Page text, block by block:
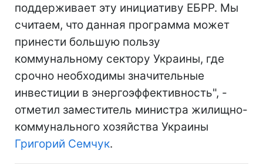
поддерживает эту инициативу ЕБРР. Мы
считаем, что данная программа может
принести большую пользу
коммунальному сектору Украины, где
срочно необходимы значительные
инвестиции в энергоэффективность", -
отметил заместитель министра жилищно-
коммунального хозяйства Украины
Григорий Семчук.